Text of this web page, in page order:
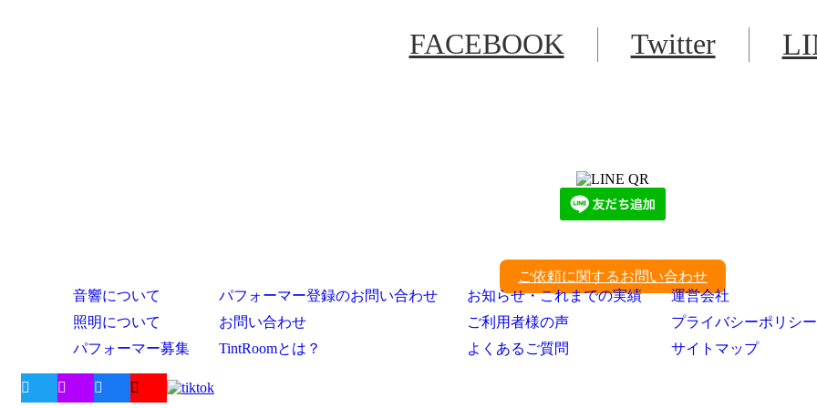
FACEBOOK Twitter
ご依頼に関するお問い合わせ
音響について
照明について
パフォーマー募集
パフォーマー登録のお問い合わせ
お問い合わせ
TintRoomとは？
お知らせ・これまでの実績
ご利用者様の声
よくあるご質問
運営会社
プライバシーポリシー
サイトマップ